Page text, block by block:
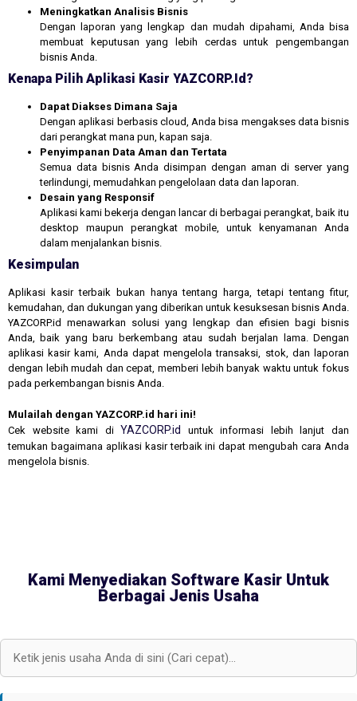
Meningkatkan Analisis Bisnis
Dengan laporan yang lengkap dan mudah dipahami, Anda bisa
membuat keputusan yang lebih cerdas untuk pengembangan
bisnis Anda.
Kenapa Pilih Aplikasi Kasir YAZCORP.id?
Dapat Diakses Dimana Saja
Dengan aplikasi berbasis cloud, Anda bisa mengakses data bisnis
dari perangkat mana pun, kapan saja.
Penyimpanan Data Aman dan Tertata
Semua data bisnis Anda disimpan dengan aman di server yang
terlindungi, memudahkan pengelolaan data dan laporan.
Desain yang Responsif
Aplikasi kami bekerja dengan lancar di berbagai perangkat, baik itu
desktop maupun perangkat mobile, untuk kenyamanan Anda
dalam menjalankan bisnis.
Kesimpulan
Aplikasi kasir terbaik bukan hanya tentang harga, tetapi tentang fitur,
kemudahan, dan dukungan yang diberikan untuk kesuksesan bisnis Anda.
YAZCORP.id menawarkan solusi yang lengkap dan efisien bagi bisnis
Anda, baik yang baru berkembang atau sudah berjalan lama. Dengan
aplikasi kasir kami, Anda dapat mengelola transaksi, stok, dan laporan
dengan lebih mudah dan cepat, memberi lebih banyak waktu untuk fokus
pada perkembangan bisnis Anda.
Mulailah dengan YAZCORP.id hari ini!
Cek website kami di YAZCORP.id
untuk informasi lebih lanjut dan
temukan bagaimana aplikasi kasir terbaik ini dapat mengubah cara Anda
mengelola bisnis.
Kami Menyediakan Software Kasir Untuk
Berbagai Jenis Usaha